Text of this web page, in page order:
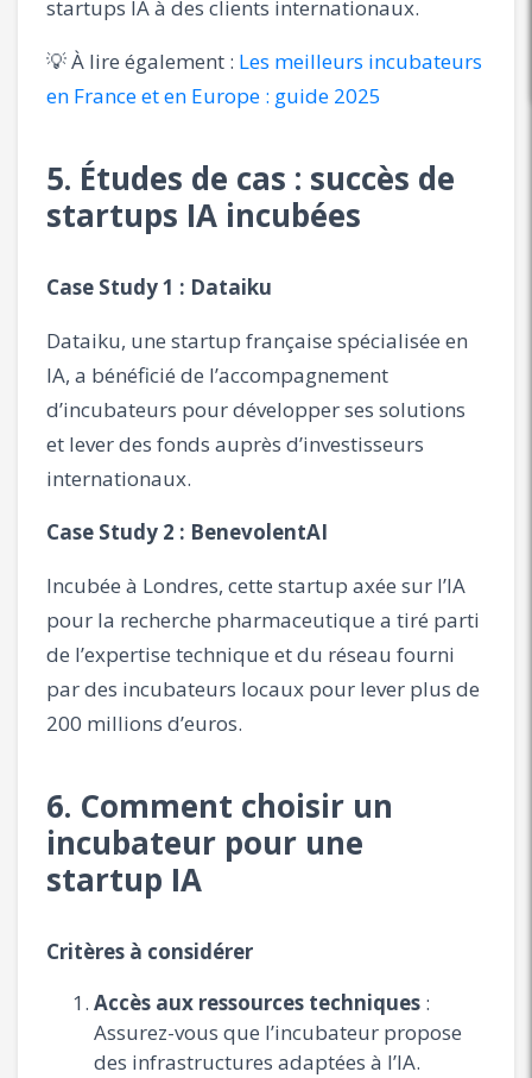
startups IA à des clients internationaux.
💡 À lire également : Les meilleurs incubateurs
en France et en Europe : guide 2025
5. Études de cas : succès de
startups IA incubées
Case Study 1 : Dataiku
Dataiku, une startup française spécialisée en
IA, a bénéficié de l’accompagnement
d’incubateurs pour développer ses solutions
et lever des fonds auprès d’investisseurs
internationaux.
Case Study 2 : BenevolentAI
Incubée à Londres, cette startup axée sur l’IA
pour la recherche pharmaceutique a tiré parti
de l’expertise technique et du réseau fourni
par des incubateurs locaux pour lever plus de
200 millions d’euros.
6. Comment choisir un
incubateur pour une
startup IA
Critères à considérer
Accès aux ressources techniques :
Assurez-vous que l’incubateur propose
des infrastructures adaptées à l’IA.